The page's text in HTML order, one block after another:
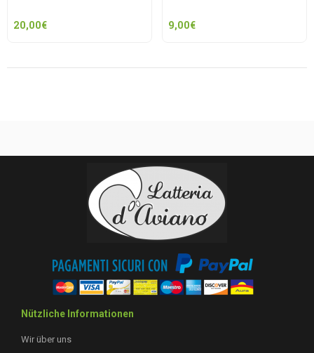
20,00€ 9,00€
Nützliche Informationen
Wir über uns